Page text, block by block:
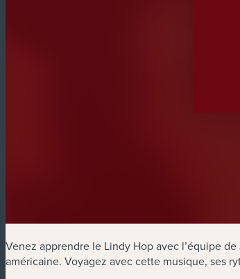
Venez apprendre le Lindy Hop avec l’équipe
américaine. Voyagez avec cette musique, ses